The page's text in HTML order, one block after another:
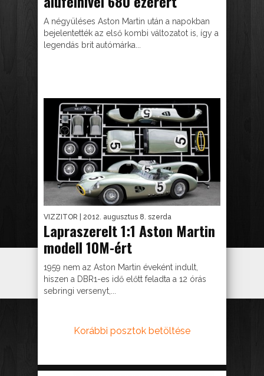
A négyüléses Aston Martin után a napokban
bejelentették az első kombi változatot is, így a
legendás brit autómárka...
VIZZITOR | 2012. augusztus 8. szerda
Lapraszerelt 1:1 Aston Martin
modell 10M-ért
1959 nem az Aston Martin éveként indult,
hiszen a DBR1-es idő előtt feladta a 12 órás
sebringi versenyt,...
Korábbi posztok betöltése